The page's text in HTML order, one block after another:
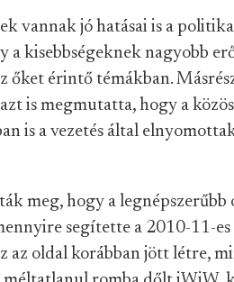
vannak jó hatásai is a
a kisebbségeknek nagyobb
őket érintő témákban.
azt is megmutatta, hogy a
is a vezetés által
meg, hogy a legnépszerűbb
segítette a 2010-11-
az oldal korábban jött létre,